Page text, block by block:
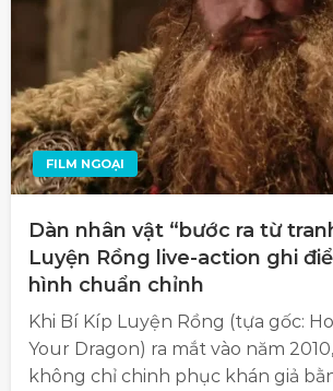
FILM NGOẠI
Dàn nhân vật “bước ra từ
Luyện Rồng live-action ghi
hình chuẩn chỉnh
Khi Bí Kíp Luyện Rồng (tựa gốc:
Your Dragon) ra mắt vào năm
không chỉ chinh phục khán giả